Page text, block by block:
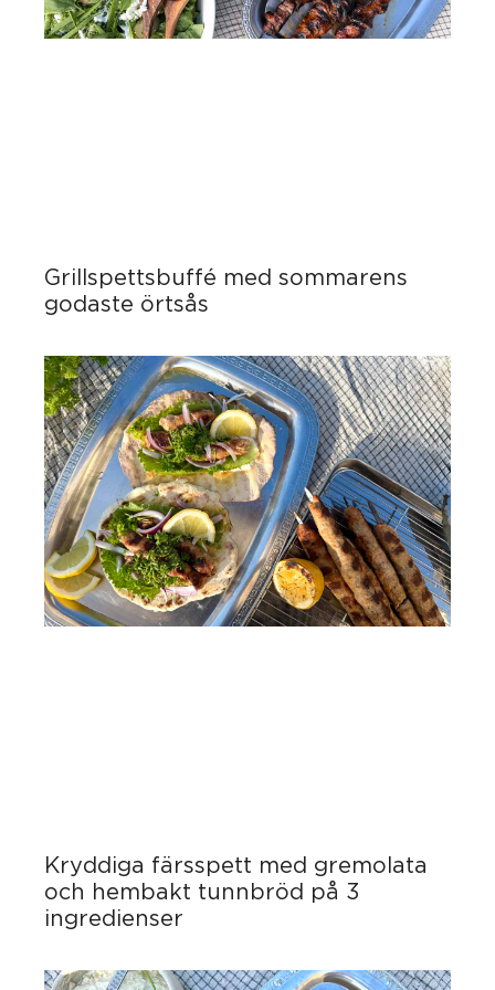
Grillspettsbuffé med sommarens
godaste örtsås
Kryddiga färsspett med gremolata
och hembakt tunnbröd på 3
ingredienser